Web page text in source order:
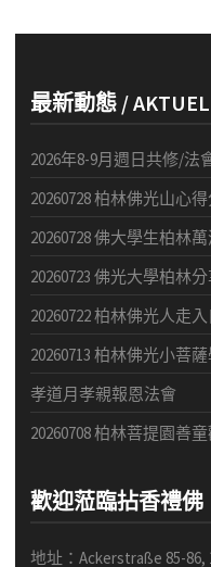
最新動態 /
2026年8-9月週日共修/法
20260728 柏林佛光山心
20260728 佛大學生柏林
20260723 佛光大學柏林
20260722 柏林佛光人走
20260713 柏林佛光小菩
孝道月孝親報恩法會
20260708 柏林菩提園善
歡迎蒞臨拈香禮佛
地址：Ackerstraße 85-86,